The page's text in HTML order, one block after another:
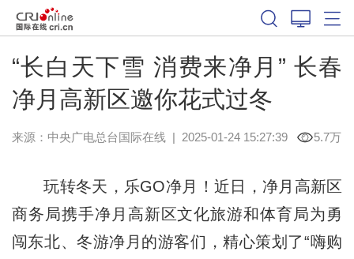
“长白天下雪 消费来净月” 长春
净月高新区邀你花式过冬
来源：中央广电总台国际在线| 2025-01-24 15:27:39 5.7万
玩转冬天，乐GO净月！近日，净月高新区
商务局携手净月高新区文化旅游和体育局为勇
闯东北、冬游净月的游客们，精心策划了“嗨购